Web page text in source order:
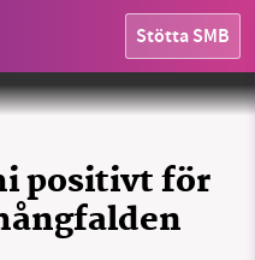
Stötta SMB
positivt för
Foto:Frank Winkler / Pixabay